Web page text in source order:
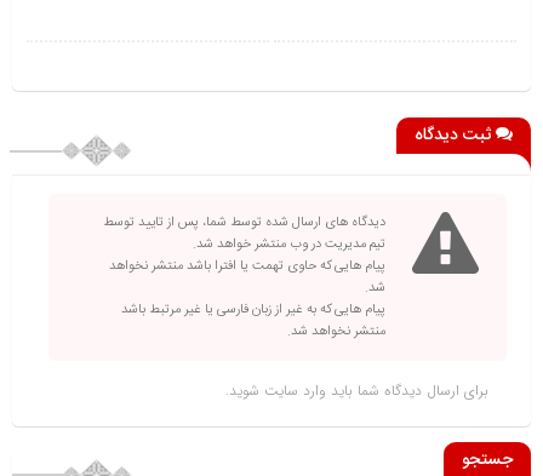
ثبت دیدگاه
دیدگاه های ارسال شده توسط شما، پس از تایید توسط
تیم مدیریت در وب منتشر خواهد شد.
پیام هایی که حاوی تهمت یا افترا باشد منتشر نخواهد
شد.
پیام هایی که به غیر از زبان فارسی یا غیر مرتبط باشد
منتشر نخواهد شد.
برای ارسال دیدگاه شما باید وارد سایت شوید.
جستجو